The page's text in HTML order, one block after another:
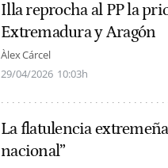
Illa reprocha al PP la
Extremadura y Aragón
Àlex Cárcel
29/04/2026 10:03h
La flatulencia
nacional”